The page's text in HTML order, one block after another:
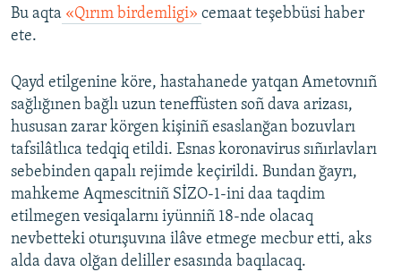
Bu aqta «Qırım birdemligi» cemaat teşebbüsi haber
ete.
Qayd etilgenine köre, hastahanede yatqan Ametovnıñ
sağlığınen bağlı uzun teneffüsten soñ dava arizası,
hususan zarar körgen kişiniñ esaslanğan bozuvları
tafsilâtlıca tedqiq etildi. Esnas koronavirus sıñırlavları
sebebinden qapalı rejimde keçirildi. Bundan ğayrı,
mahkeme Aqmescitniñ SİZO-1-ini daa taqdim
etilmegen vesiqalarnı iyünniñ 18-nde olacaq
nevbetteki oturışuvına ilâve etmege mecbur etti, aks
alda dava olğan deliller esasında baqılacaq.